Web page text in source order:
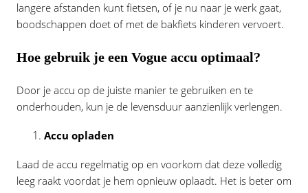
langere afstanden kunt fietsen, of je nu naar je werk gaat,
boodschappen doet of met de bakfiets kinderen vervoert.
Hoe gebruik je een Vogue accu optimaal?
Door je accu op de juiste manier te gebruiken en te
onderhouden, kun je de levensduur aanzienlijk verlengen.
Accu opladen
Laad de accu regelmatig op en voorkom dat deze volledig
leeg raakt voordat je hem opnieuw oplaadt. Het is beter om